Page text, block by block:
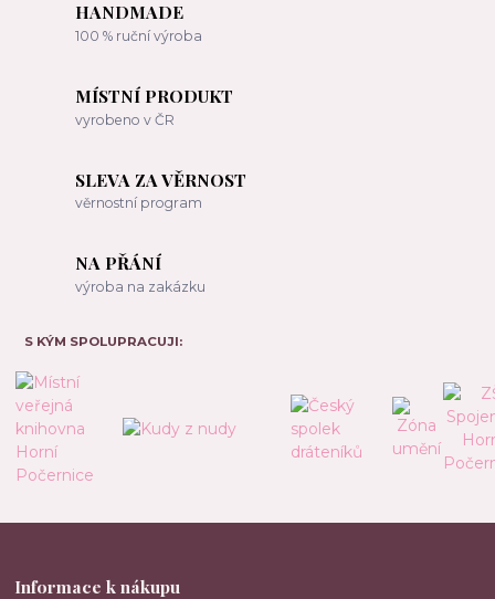
HANDMADE
100 % ruční výroba
MÍSTNÍ PRODUKT
vyrobeno v ČR
SLEVA ZA VĚRNOST
věrnostní program
NA PŘÁNÍ
výroba na zakázku
S KÝM SPOLUPRACUJI:
Informace k nákupu